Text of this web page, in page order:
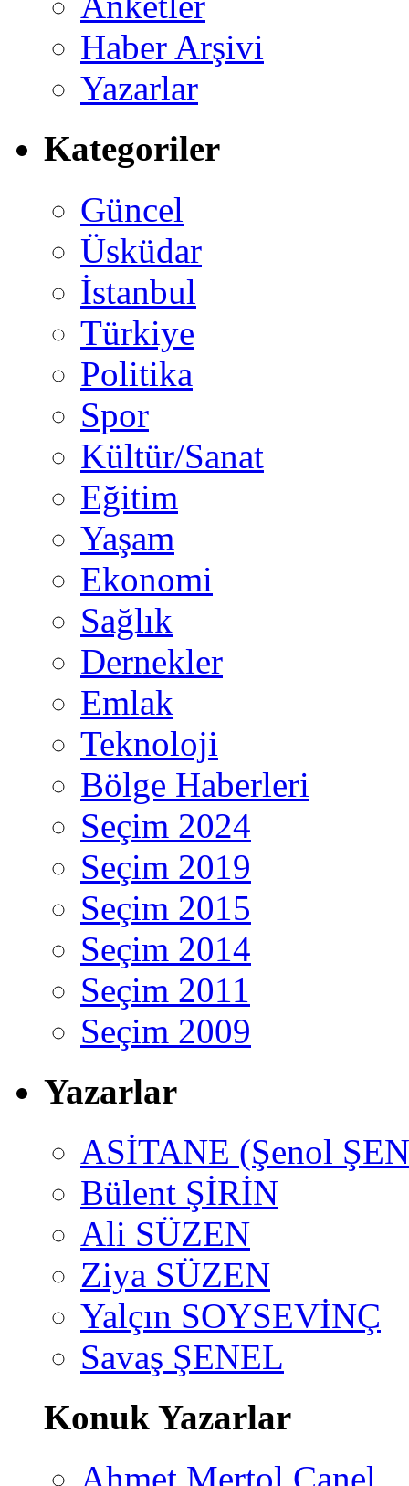
Haber Arşivi
Yazarlar
Kategoriler
Güncel
Üsküdar
İstanbul
Türkiye
Politika
Spor
Kültür/Sanat
Eğitim
Yaşam
Ekonomi
Sağlık
Dernekler
Emlak
Teknoloji
Bölge Haberleri
Seçim 2024
Seçim 2019
Seçim 2015
Seçim 2014
Seçim 2011
Seçim 2009
Yazarlar
ASİTANE (Şenol
Bülent ŞİRİN
Ali SÜZEN
Ziya SÜZEN
Yalçın SOYSEVİNÇ
Savaş ŞENEL
Konuk Yazarlar
Ahmet Mertol Canel